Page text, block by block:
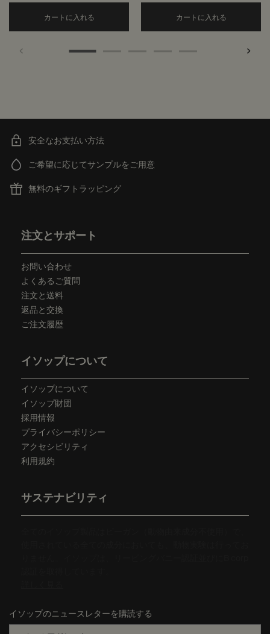
カートに入れる Add the アンドラム アロマティック ハンド
カートに入れる
安全なお支払い方法
ご希望に応じてサンプルをご用意
無料のギフトラッピング
注文とサポート
お問い合わせ
よくあるご質問
注文と送料
返品と交換
ご注文履歴
イソップについて
イソップについて
イソップ財団
採用情報
プライバシーポリシー
アクセシビリティ
利用規約
サステナビリティ
イソップのニュースレターを購読する